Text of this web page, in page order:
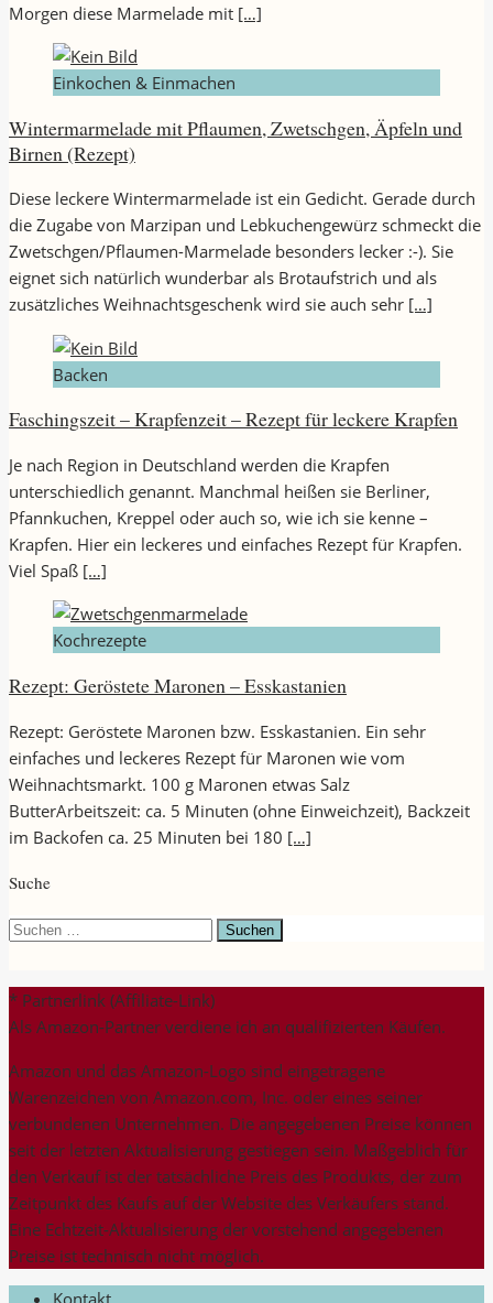
Morgen diese Marmelade mit […]
Einkochen & Einmachen
Wintermarmelade mit Pflaumen, Zwetschgen, Äpfeln und
Birnen (Rezept)
Diese leckere Wintermarmelade ist ein Gedicht. Gerade durch
die Zugabe von Marzipan und Lebkuchengewürz schmeckt die
Zwetschgen/Pflaumen-Marmelade besonders lecker :-). Sie
eignet sich natürlich wunderbar als Brotaufstrich und als
zusätzliches Weihnachtsgeschenk wird sie auch sehr […]
Backen
Faschingszeit – Krapfenzeit – Rezept für leckere Krapfen
Je nach Region in Deutschland werden die Krapfen
unterschiedlich genannt. Manchmal heißen sie Berliner,
Pfannkuchen, Kreppel oder auch so, wie ich sie kenne –
Krapfen. Hier ein leckeres und einfaches Rezept für Krapfen.
Viel Spaß […]
Kochrezepte
Rezept: Geröstete Maronen – Esskastanien
Rezept: Geröstete Maronen bzw. Esskastanien. Ein sehr
einfaches und leckeres Rezept für Maronen wie vom
Weihnachtsmarkt. 100 g Maronen etwas Salz
ButterArbeitszeit: ca. 5 Minuten (ohne Einweichzeit), Backzeit
im Backofen ca. 25 Minuten bei 180 […]
Suche
Suchen
* Partnerlink (Affiliate-Link)
Als Amazon-Partner verdiene ich an qualifizierten Käufen.
Amazon und das Amazon-Logo sind eingetragene
Warenzeichen von Amazon.com, Inc. oder eines seiner
verbundenen Unternehmen. Die angegebenen Preise können
seit der letzten Aktualisierung gestiegen sein. Maßgeblich für
den Verkauf ist der tatsächliche Preis des Produkts, der zum
Zeitpunkt des Kaufs auf der Website des Verkäufers stand.
Eine Echtzeit-Aktualisierung der vorstehend angegebenen
Preise ist technisch nicht möglich.
Kontakt